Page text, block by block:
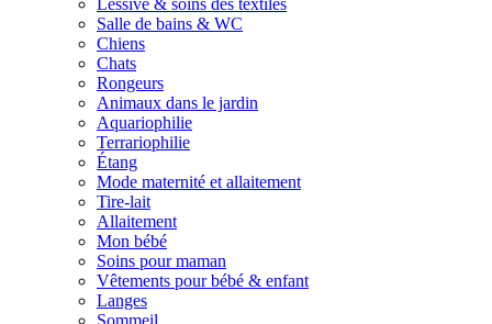
Lessive & soins des textiles
Salle de bains & WC
Chiens
Chats
Rongeurs
Animaux dans le jardin
Aquariophilie
Terrariophilie
Étang
Mode maternité et allaitement
Tire-lait
Allaitement
Mon bébé
Soins pour maman
Vêtements pour bébé & enfant
Langes
Sommeil